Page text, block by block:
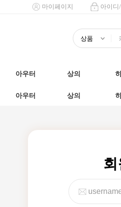
마이페이지 아이디
아우터 상의
아우터 상의